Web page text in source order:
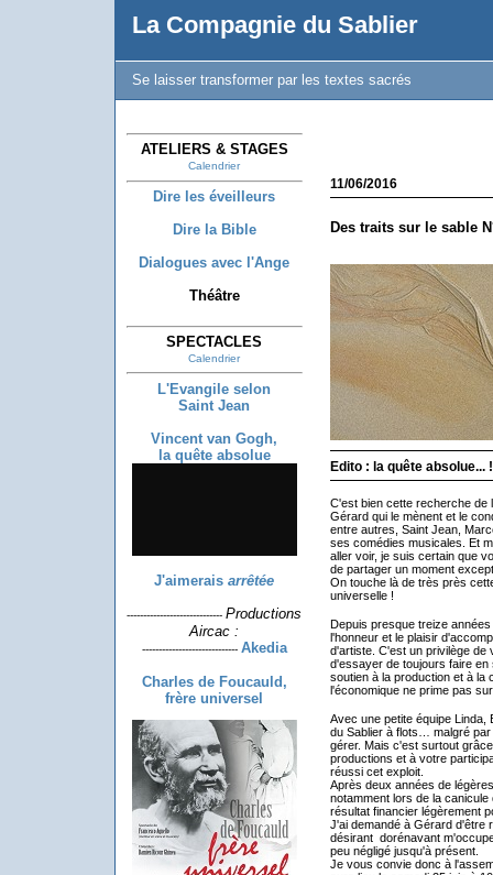
La Compagnie du Sablier
Se laisser transformer par les textes sacrés
ATELIERS & STAGES
Calendrier
Dire les éveilleurs
Dire la Bible
Dialogues avec l'Ange
Théâtre
SPECTACLES
Calendrier
L'Evangile selon
Saint Jean
Vincent van Gogh,
la quête absolue
J'aimerais arrêtée
----------------------------- Productions
Aircac :
----------------------------- Akedia
Charles de Foucauld,
frère universel
11/06/2016
Des traits sur le sable
Edito : la quête absolue...
C'est bien cette recherche de
Gérard qui le mènent et le
entre autres, Saint Jean,
ses comédies musicales. Et
aller voir, je suis certain que
de partager un moment
On touche là de très près
universelle !
Depuis presque treize
l'honneur et le plaisir
d'artiste. C'est un privilège
d'essayer de toujours faire en
soutien à la production et à la
l'économique ne prime pas
Avec une petite équipe Linda,
du Sablier à flots… malgré
gérer. Mais c'est surtout
productions et à votre
réussi cet exploit.
Après deux années de
notamment lors de la
résultat financier légèrement
J'ai demandé à Gérard d'être
désirant dorénavant
peu négligé jusqu'à présent.
Je vous convie donc à